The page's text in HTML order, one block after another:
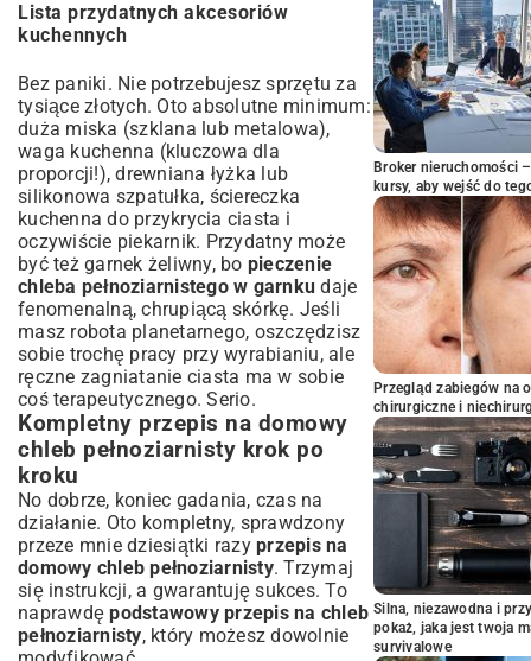
Lista przydatnych akcesoriów
kuchennych
Bez paniki. Nie potrzebujesz sprzętu za
tysiące złotych. Oto absolutne minimum:
duża miska (szklana lub metalowa),
waga kuchenna (kluczowa dla
proporcji!), drewniana łyżka lub
silikonowa szpatułka, ściereczka
kuchenna do przykrycia ciasta i
oczywiście piekarnik. Przydatny może
być też garnek żeliwny, bo pieczenie
chleba pełnoziarnistego w garnku daje
fenomenalną, chrupiącą skórkę. Jeśli
masz robota planetarnego, oszczędzisz
sobie trochę pracy przy wyrabianiu, ale
ręczne zagniatanie ciasta ma w sobie
coś terapeutycznego. Serio.
Kompletny przepis na domowy
chleb pełnoziarnisty krok po
kroku
No dobrze, koniec gadania, czas na
działanie. Oto kompletny, sprawdzony
przeze mnie dziesiątki razy przepis na
domowy chleb pełnoziarnisty. Trzymaj
się instrukcji, a gwarantuję sukces. To
naprawdępodstawowy przepis na chleb
pełnoziarnisty, który możesz dowolnie
Broker nieruchomości
kursy, aby wejść do
Przegląd zabiegów na
chirurgiczne i
Silna, niezawodna i
pokaż, jaka jest twoja
survivalowe